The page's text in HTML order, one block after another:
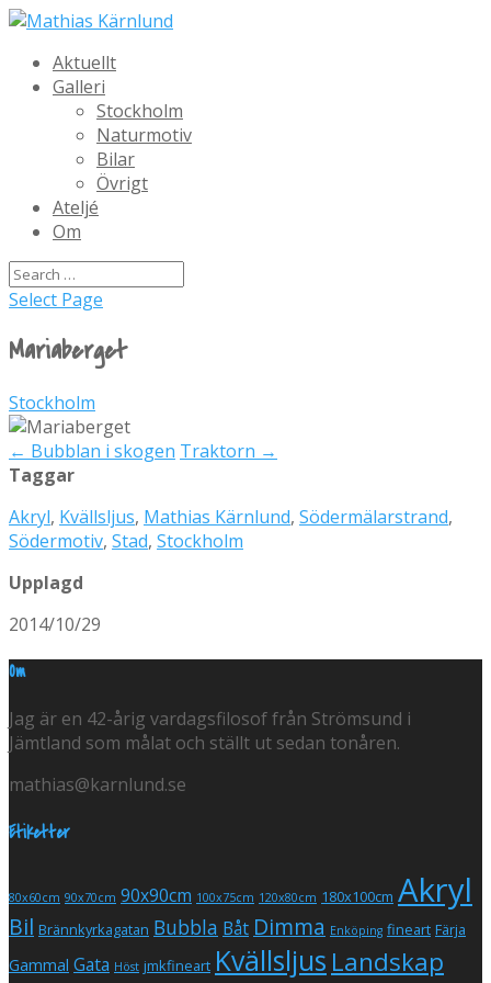
Aktuellt
Galleri
Stockholm
Naturmotiv
Bilar
Övrigt
Ateljé
Om
Select Page
Mariaberget
Stockholm
← Bubblan i skogen Traktorn →
Taggar
Akryl, Kvällsljus, Mathias Kärnlund, Södermälarstrand,
Södermotiv, Stad, Stockholm
Upplagd
2014/10/29
Om
Jag är en 42-årig vardagsfilosof från Strömsund i
Jämtland som målat och ställt ut sedan tonåren.
mathias@karnlund.se
Etiketter
80x60cm 90x70cm 90x90cm 100x75cm 120x80cm 180x100cm Akryl
Bil Brännkyrkagatan Bubbla Båt Dimma Enköping fineart Färja
Gammal Gata Höst jmkfineart Kvällsljus Landskap